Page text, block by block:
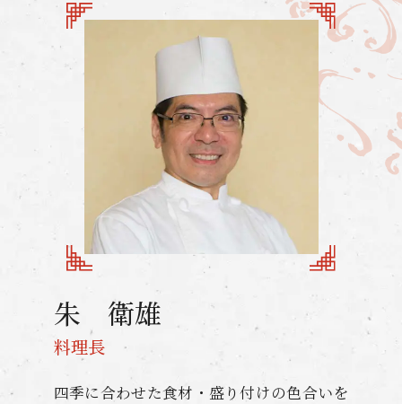
朱 衛雄
料理長
四季に合わせた食材・盛り付けの色合いを